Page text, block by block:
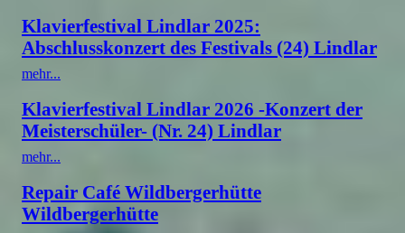
Klavierfestival Lindlar 2025:
Abschlusskonzert des Festivals (24) Lindlar
mehr...
Klavierfestival Lindlar 2026 -Konzert der
Meisterschüler- (Nr. 24) Lindlar
mehr...
Repair Café Wildbergerhütte
Wildbergerhütte